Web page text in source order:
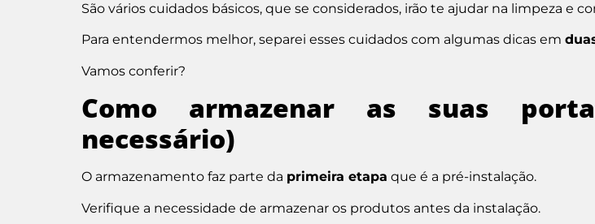
São vários cuidados básicos, que se considerados, irão te ajudar na limpeza e
Para entendermos melhor, separei esses cuidados com algumas dicas em
Vamos conferir?
Como armazenar as suas
necessário)
O armazenamento faz parte da primeira etapa que é a pré-instalação.
Verifique a necessidade de armazenar os produtos antes da instalação.